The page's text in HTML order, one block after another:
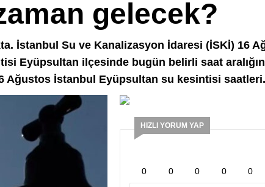
gelecek?
İstanbul Su ve Kanalizasyon İdaresi (İSKİ) 16
Eyüpsultan ilçesinde bugün belirli saat
Ağustos İstanbul Eyüpsultan su kesintisi
HIZLI YORUM YAP
0 0 0 0 0